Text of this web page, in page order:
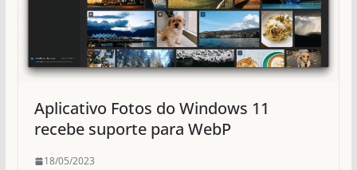
Aplicativo Fotos do Windows 11
recebe suporte para WebP
18/05/2023